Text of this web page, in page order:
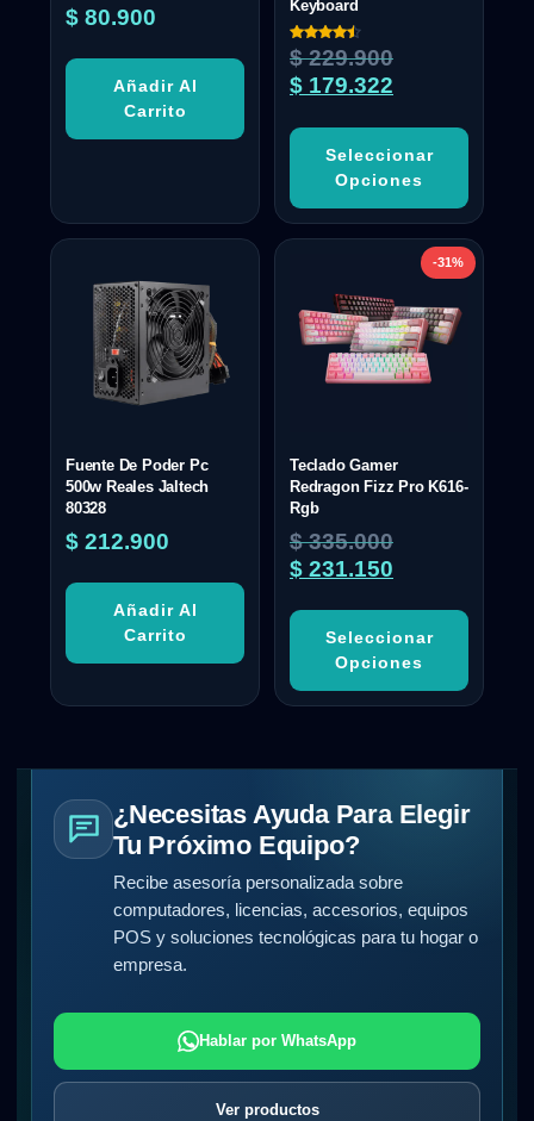
$ 80.900
Añadir Al
Carrito
Keyboard
Valorado
con
4.50
de 5
$229.900
$ 179.322
Seleccionar
Opciones
Fuente De Poder Pc
500w Reales Jaltech
80328
$ 212.900
Añadir Al
Carrito
-31%
Teclado Gamer
Redragon Fizz Pro K616-
Rgb
$335.000
$ 231.150
Seleccionar
Opciones
¿Necesitas Ayuda Para Elegir
Tu Próximo Equipo?
Recibe asesoría personalizada sobre
computadores, licencias, accesorios, equipos
POS y soluciones tecnológicas para tu hogar o
empresa.
Hablar por WhatsApp
Ver productos